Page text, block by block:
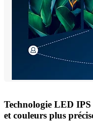
Technologie LED
et couleurs plus